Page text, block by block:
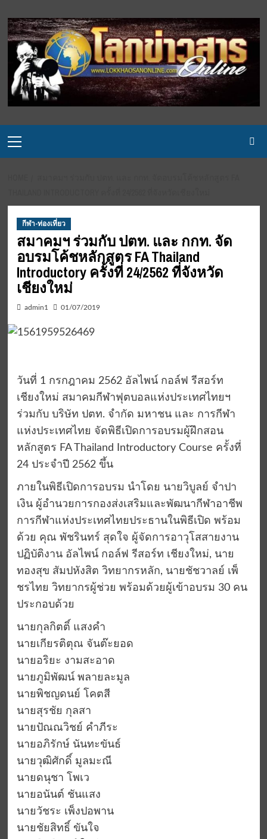
to
content
Menu
กีฬา-ท่องเที่ยว
สมาคมฯ ร่วมกับ ปตท. และ กกท. จัด
อบรมโค้ชหลักสูตร FA Thailand
Introductory ครั้งที่ 24/2562 ที่จังหวัด
เชียงใหม่
admin1 01/07/2019
วันที่ 1 กรกฎาคม 2562 อัลไพน์ กอล์ฟ รีสอร์ท
เชียงใหม่ สมาคมกีฬาฟุตบอลแห่งประเทศไทยฯ
ร่วมกับ บริษัท ปตท. จำกัด มหาชน และ การกีฬา
แห่งประเทศไทย จัดพิธีเปิดการอบรมผู้ฝึกสอน
หลักสูตร FA Thailand Introductory Course ครั้งที่
24 ประจำปี 2562 ขึ้น
ภายในพิธีเปิดการอบรม นำโดย นายวิบูลย์ จำปา
เงิน ผู้อำนวยการกองส่งเสริมและพัฒนากีฬาอาชีพ
การกีฬาแห่งประเทศไทยประธานในพิธีเปิด พร้อม
ด้วย คุณ พัชรินทร์ สุดใจ ผู้จัดการอาวุโสสายงาน
ปฏิบัติงาน อัลไพน์ กอล์ฟ รีสอร์ท เชียงใหม่, นาย
ทองสุข สัมปหังสิต วิทยากรหลัก, นายชัชวาลย์ เพ็
ชรไทย วิทยากรผู้ช่วย พร้อมด้วยผู้เข้าอบรม 30 คน
ประกอบด้วย
นายกุลกิตติ์ แสงคำ
นายเกียรติตุณ จันต๊ะยอด
นายอริยะ งามสะอาด
นายภูมิพัฒน์ พลายละมูล
นายพิชญดนย์ โคตสี
นายสุรชัย กุลสา
นายปัณณวิชย์ คำภีระ
นายอภิรักษ์ นันทะขันธ์
นายวุฒิศักดิ์ มูลมะณี
นายดนุชา โพเว
นายอนันต์ ชันแสง
นายวัชระ เพ็งปอพาน
นายชัยสิทธิ์ ขันใจ